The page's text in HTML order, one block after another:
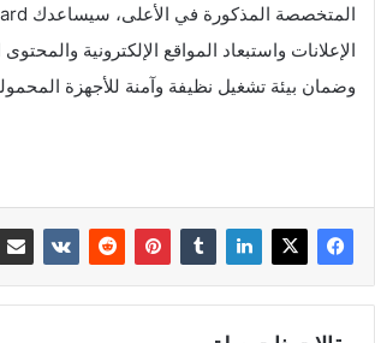
الإعلانات واستبعاد المواقع الإلكترونية
وضمان بيئة تشغيل نظيفة وآمنة للأجهزة